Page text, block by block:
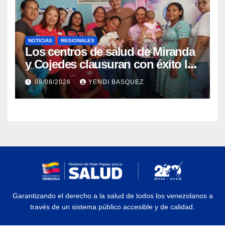
NOTICIAS REGIONALES
Los centros de salud de Miranda
y Cojedes clausuran con éxito la
Semana Mundial de la Lactancia
Materna
08/08/2026 YENDI BASQUEZ
Garantizando el derecho a la salud de todos los venezolanos a
través de un sistema público accesible y de calidad.